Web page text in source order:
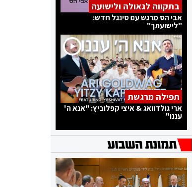
בתקווה לגאולה ולישועה
אבי הס מרגש עם סינגל חדש:
"לישועתך"
תפילה מרגשת
ארי גולדוואג & איצי קפלוביץ: "אנא ה'
עננו"